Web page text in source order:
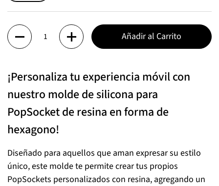
Cantidad
Añadir al Carrito
¡Personaliza tu experiencia móvil con
nuestro molde de silicona para
PopSocket de resina en forma de
hexagono!
Diseñado para aquellos que aman expresar su estilo
único, este molde te permite crear tus propios
PopSockets personalizados con resina, agregando un